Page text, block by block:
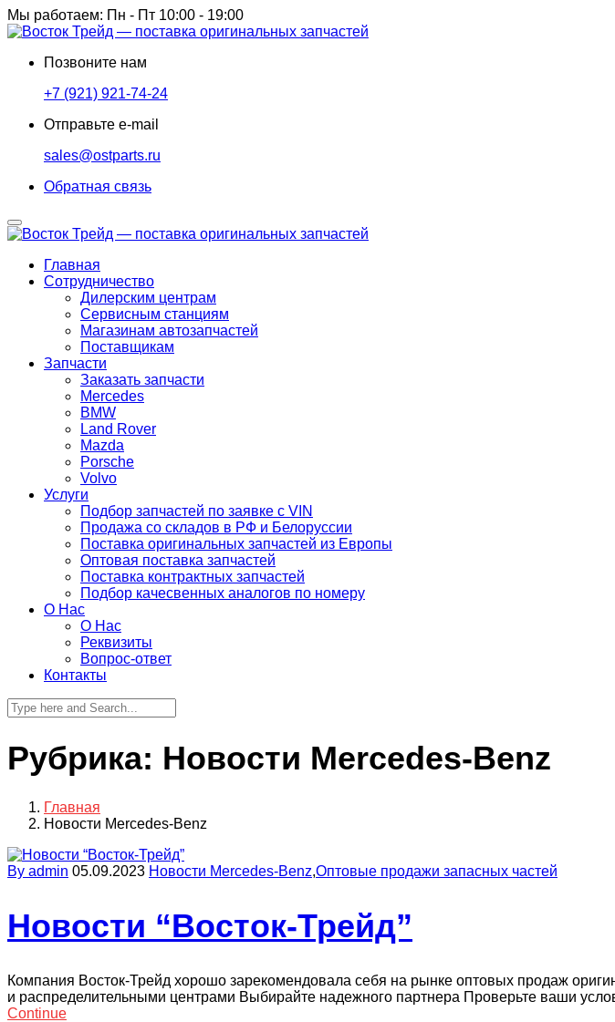
Мы работаем: Пн - Пт 10:00 - 19:00
Позвоните нам
+7 (921) 921-74-24
Отправьте e-mail
sales@ostparts.ru
Обратная связь
Главная
Сотрудничество
Дилерским центрам
Сервисным станциям
Магазинам автозапчастей
Поставщикам
Запчасти
Заказать запчасти
Mercedes
BMW
Land Rover
Mazda
Porsche
Volvo
Услуги
Подбор запчастей по заявке с VIN
Продажа со складов в РФ и Белоруссии
Поставка оригинальных запчастей из Европы
Оптовая поставка запчастей
Поставка контрактных запчастей
Подбор качесвенных аналогов по номеру
О Нас
О Нас
Реквизиты
Вопрос-ответ
Контакты
Рубрика: Новости Mercedes-Benz
Главная
Новости Mercedes-Benz
By admin 05.09.2023 Новости Mercedes-Benz,Оптовые продажи запасных частей
Новости “Восток-Трейд”
Компания Восток-Трейд хорошо зарекомендовала себя на рынке оптовых продаж
и распределительными центрами Выбирайте надежного партнера Проверьте ваши
Continue